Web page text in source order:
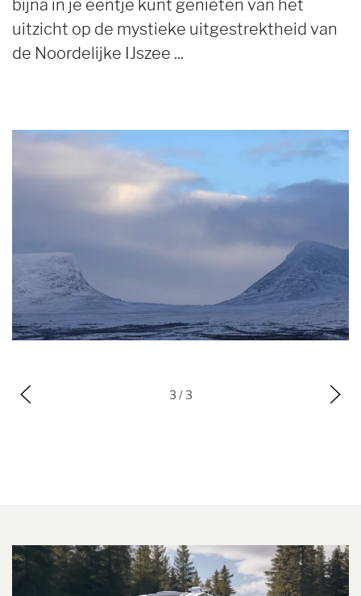
bijna in je eentje kunt genieten van het
uitzicht op de mystieke uitgestrektheid van
de Noordelijke IJszee ...
3 / 3